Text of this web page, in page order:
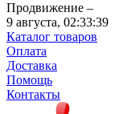
Продвижение –
9 августа, 02:33:39
Каталог товаров
Оплата
Доставка
Помощь
Контакты